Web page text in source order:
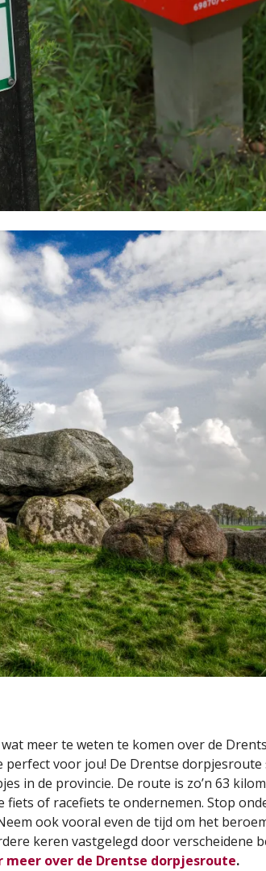
meer te weten te komen over de
perfect voor jou! De Drentse
in de provincie. De route is zo’n 63
fiets of racefiets te ondernemen. Stop
ook vooral even de tijd om het
keren vastgelegd door verscheidene
meer over de Drentse dorpjesroute.